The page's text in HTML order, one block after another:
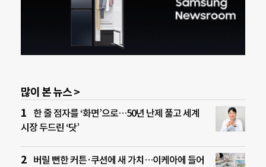
많이 본 뉴스 >
한 줄 점자를 ‘화면’으로…50년 난제 풀고 세계
시장 두드린 ‘닷’
버릴 뻔한 커튼·쿠션에 새 가치…이케아에 들어